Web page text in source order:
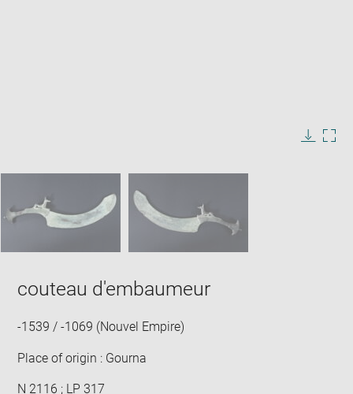
couteau d'embaumeur
-1539 / -1069 (Nouvel Empire)
Place of origin : Gourna
N 2116 ; LP 317